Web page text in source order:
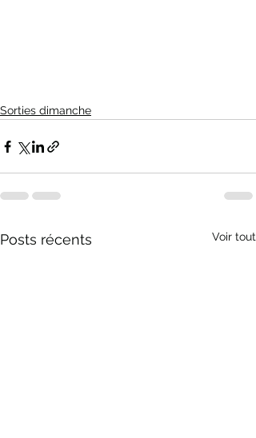
Sorties dimanche
Posts récents Voir tout